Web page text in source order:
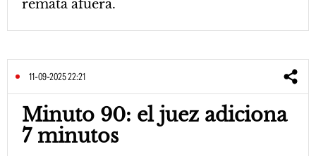
remata afuera.
11-09-2025 22:21
Minuto 90: el juez adiciona
7 minutos